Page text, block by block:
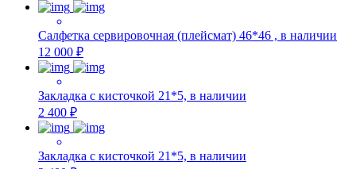
Салфетка сервировочная (плейсмат) 46*46 , в наличии
12 000 ₽
Закладка с кисточкой 21*5, в наличии
2 400 ₽
Закладка с кисточкой 21*5, в наличии